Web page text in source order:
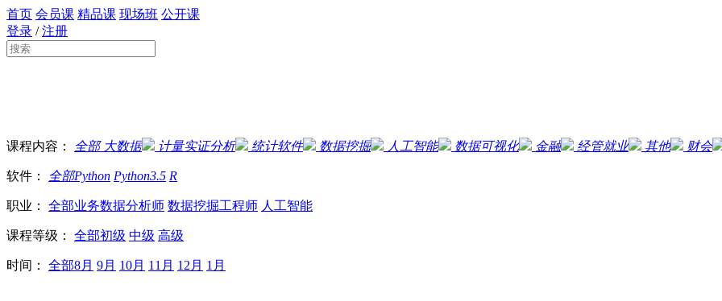
首页 会员课 精品课 现场班 公开课
登录 /注册
课程内容： 全部大数据 计量实证分析 统计软件 数据挖掘 人工智能 数据可视化 金融 经管就业 其他 财会
软件： 全部Python Python3.5 R
职业： 全部业务数据分析师 数据挖掘工程师 人工智能
课程等级： 全部初级 中级 高级
时间： 全部8月 9月 10月 11月 12月 1月